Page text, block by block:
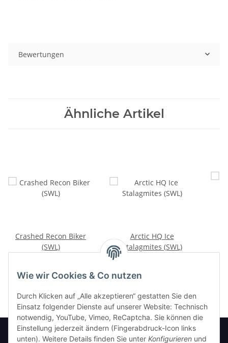
Bewertungen
Ähnliche Artikel
Crashed Recon Biker
(SWL)
Arctic HQ Ice
Stalagmites (SWL)
Wie wir Cookies & Co nutzen
Durch Klicken auf „Alle akzeptieren“ gestatten Sie den
Einsatz folgender Dienste auf unserer Website: Technisch
notwendig, YouTube, Vimeo, ReCaptcha. Sie können die
Einstellung jederzeit ändern (Fingerabdruck-Icon links
unten). Weitere Details finden Sie unter Konfigurieren und